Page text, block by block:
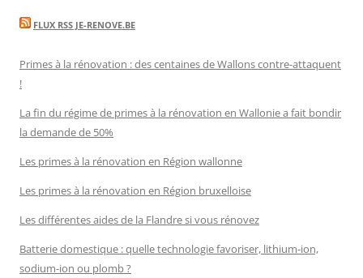
FLUX RSS JE-RENOVE.BE
Primes à la rénovation : des centaines de Wallons contre-attaquent
!
La fin du régime de primes à la rénovation en Wallonie a fait bondir
la demande de 50%
Les primes à la rénovation en Région wallonne
Les primes à la rénovation en Région bruxelloise
Les différentes aides de la Flandre si vous rénovez
Batterie domestique : quelle technologie favoriser, lithium-ion,
sodium-ion ou plomb ?